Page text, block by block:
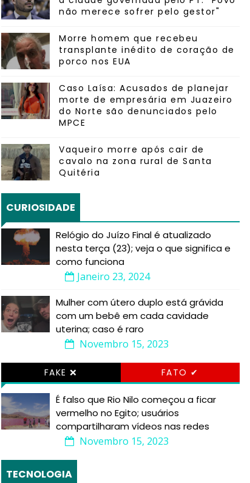
não merece sofrer pelo gestor"
Morre homem que recebeu
transplante inédito de coração de
porco nos EUA
Caso Laísa: Acusados de planejar
morte de empresária em Juazeiro
do Norte são denunciados pelo
MPCE
Vaqueiro morre após cair de
cavalo na zona rural de Santa
Quitéria
CURIOSIDADE
Relógio do Juízo Final é atualizado
nesta terça (23); veja o que significa e
como funciona
Janeiro 23, 2024
Mulher com útero duplo está grávida
com um bebê em cada cavidade
uterina; caso é raro
Novembro 15, 2023
FAKE ❌ FATO ✔
É falso que Rio Nilo começou a ficar
vermelho no Egito; usuários
compartilharam vídeos nas redes
Novembro 15, 2023
TECNOLOGIA